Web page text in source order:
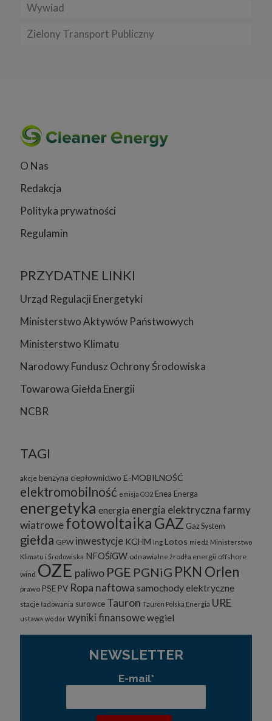
Wywiad
Zielony Transport Publiczny
O Nas
Redakcja
Polityka prywatności
Regulamin
PRZYDATNE LINKI
Urząd Regulacji Energetyki
Ministerstwo Aktywów Państwowych
Ministerstwo Klimatu
Narodowy Fundusz Ochrony Środowiska
Towarowa Giełda Energii
NCBR
TAGI
akcje benzyna ciepłownictwo E-MOBILNOŚĆ
elektromobilność emisja CO2 Enea Energa
energetyka energia energia elektrycznafarmy
wiatrowefotowoltaika GAZ Gaz System
giełda GPW inwestycje KGHM lng Lotos miedź Ministerstwo
Klimatu i Środowiska NFOŚiGW odnawialne żrodła energii offshore
wind OZE paliwo PGE PGNiG PKN Orlen
prawo PSE PV Ropa naftowa samochody elektryczne
stacje ładowania surowce Tauron Tauron Polska Energia URE
ustawa wodór wyniki finansowewęgiel
NEWSLETTER
E-mail*